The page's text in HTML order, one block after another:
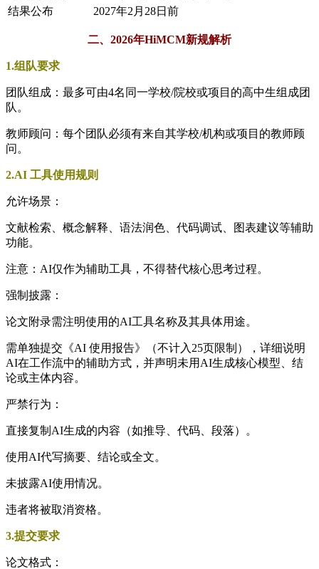
结果公布
2027年2月28日前
二、2026年HiMCM新规解析
1.组队要求
团队组成：最多可由4名同一学校/院校或项目的高中生组成团
队。
教师顾问：每个团队必须有来自其学校/机构或项目的教师顾
问。
2.AI 工具使用规则
允许场景：
文献检索、概念解释、语法润色、代码调试、图表建议等辅助
功能。
注意：AI仅作为辅助工具，不得替代核心思考过程。
强制披露：
论文附录需注明使用的AI工具名称及其具体用途。
需单独提交《AI 使用报告》（不计入25页限制），详细说明
AI在工作流中的辅助方式，并声明未用AI生成核心模型、结
论或主体内容。
严禁行为：
直接复制AI生成的内容（如推导、代码、段落）。
使用AI代写摘要、结论或全文。
未披露AI使用情况。
违者将被取消资格。
3.提交要求
论文格式：